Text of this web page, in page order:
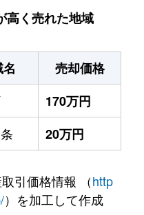
高く売れた地域
売却価格
170万円
20万円
引価格情報 （http
）を加工して作成